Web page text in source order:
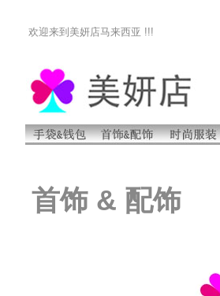
欢迎来到美妍店马来西亚 !!!
首饰 & 配饰